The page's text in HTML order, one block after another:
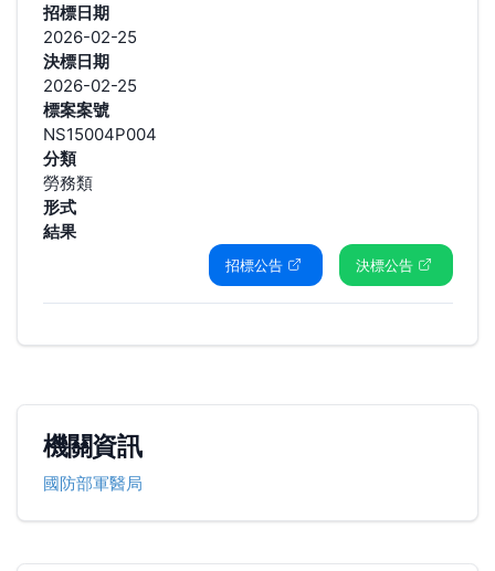
招標日期
2026-02-25
決標日期
2026-02-25
標案案號
NS15004P004
分類
勞務類
形式
結果
招標公告 決標公告
機關資訊
國防部軍醫局